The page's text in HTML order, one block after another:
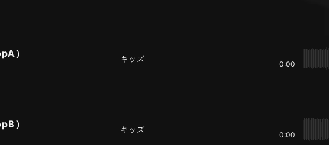
） キッズ
0:00
） キッズ
0:00